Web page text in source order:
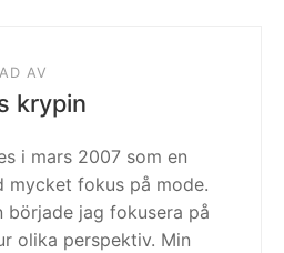
AV
krypin
i mars 2007 som en
mycket fokus på mode.
började jag fokusera på
olika perspektiv. Min